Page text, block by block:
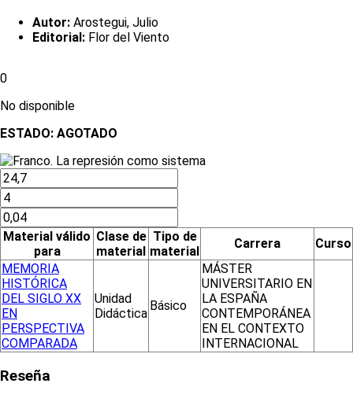
Autor: Arostegui, Julio
Editorial: Flor del Viento
0
No disponible
ESTADO: AGOTADO
Material válido
para
Clase de
material
Tipo de
material
Carrera
Curso
MEMORIA
HISTÓRICA
DEL SIGLO XX
EN
PERSPECTIVA
COMPARADA
Unidad
Didáctica
Básico
MÁSTER
UNIVERSITARIO EN
LA ESPAÑA
CONTEMPORÁNEA
EN EL CONTEXTO
INTERNACIONAL
Reseña